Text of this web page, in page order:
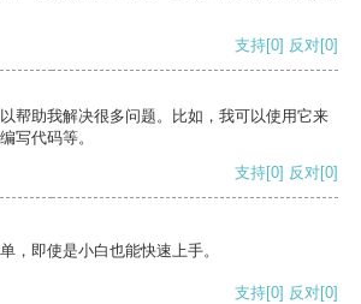
支持[0] 反对[0]
帮助我解决很多问题。比如，我可以使用它来
写代码等。
支持[0] 反对[0]
，即使是小白也能快速上手。
支持[0] 反对[0]